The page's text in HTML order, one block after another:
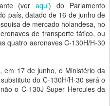
(veraqui) do Parlamento
país, datado de 16 de junho de
de mercado holandesa, no
de transporte tático, ou
quatro aeronaves C-130H/H-30
em 17 de junho, o Ministério da
do C-130H/H-30 será o
o C-130J Super Hercules da